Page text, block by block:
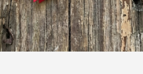
to enlarge